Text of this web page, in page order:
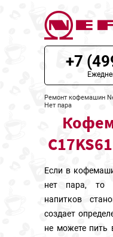
ЦЕНЫ НА РЕМОНТ
МОДЕЛИ NEFF
НАШИ КОНТАКТЫ
+7
Ремонт кофемашин
Нет пара
Если в
нет пара, то
напитков
создает
не можете пить